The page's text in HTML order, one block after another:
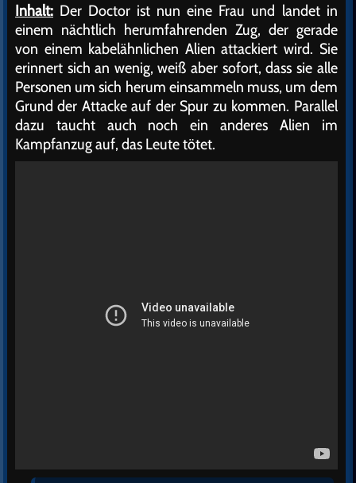
Inhalt: Der Doctor ist nun eine Frau und landet in
einem nächtlich herumfahrenden Zug, der gerade
von einem kabelähnlichen Alien attackiert wird. Sie
erinnert sich an wenig, weiß aber sofort, dass sie alle
Personen um sich herum einsammeln muss, um dem
Grund der Attacke auf der Spur zu kommen. Parallel
dazu taucht auch noch ein anderes Alien im
Kampfanzug auf, das Leute tötet.